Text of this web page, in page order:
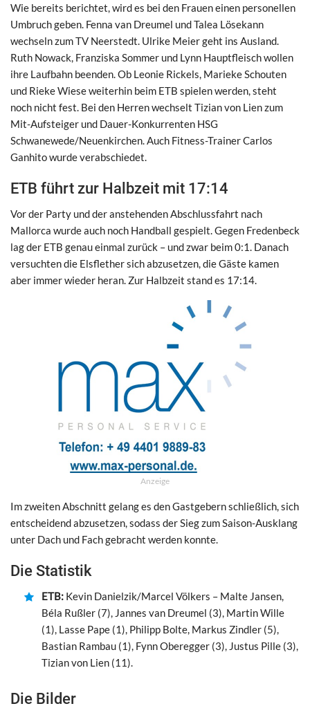
Wie bereits berichtet, wird es bei den Frauen einen personellen
Umbruch geben. Fenna van Dreumel und Talea Lösekann
wechseln zum TV Neerstedt. Ulrike Meier geht ins Ausland.
Ruth Nowack, Franziska Sommer und Lynn Hauptfleisch wollen
ihre Laufbahn beenden. Ob Leonie Rickels, Marieke Schouten
und Rieke Wiese weiterhin beim ETB spielen werden, steht
noch nicht fest. Bei den Herren wechselt Tizian von Lien zum
Mit-Aufsteiger und Dauer-Konkurrenten HSG
Schwanewede/Neuenkirchen. Auch Fitness-Trainer Carlos
Ganhito wurde verabschiedet.
ETB führt zur Halbzeit mit 17:14
Vor der Party und der anstehenden Abschlussfahrt nach
Mallorca wurde auch noch Handball gespielt. Gegen Fredenbeck
lag der ETB genau einmal zurück – und zwar beim 0:1. Danach
versuchten die Elsflether sich abzusetzen, die Gäste kamen
aber immer wieder heran. Zur Halbzeit stand es 17:14.
Anzeige
Im zweiten Abschnitt gelang es den Gastgebern schließlich, sich
entscheidend abzusetzen, sodass der Sieg zum Saison-Ausklang
unter Dach und Fach gebracht werden konnte.
Die Statistik
ETB: Kevin Danielzik/Marcel Völkers – Malte Jansen,
Béla Rußler (7), Jannes van Dreumel (3), Martin Wille
(1), Lasse Pape (1), Philipp Bolte, Markus Zindler (5),
Bastian Rambau (1), Fynn Oberegger (3), Justus Pille (3),
Tizian von Lien (11).
Die Bilder